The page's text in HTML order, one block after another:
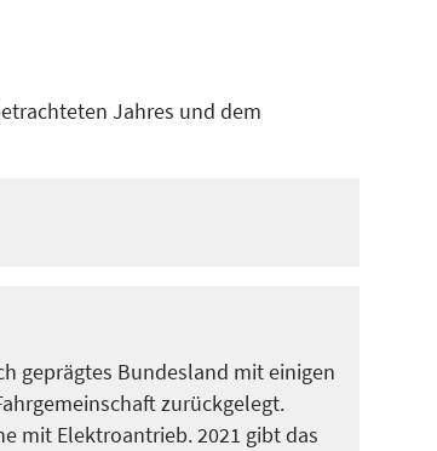
Jahres und dem
geprägtes Bundesland mit einigen
zurückgelegt.
mit Elektroantrieb. 2021 gibt das